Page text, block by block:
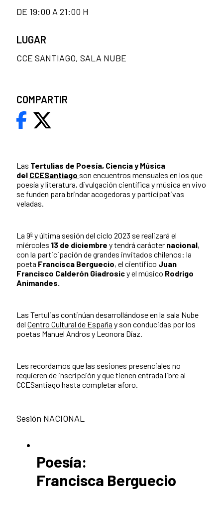
Las Tertulias de Poesía, Ciencia y Música
del CCESantiago son encuentros mensuales en los que
poesía y literatura, divulgación científica y música en vivo
se funden para brindar acogedoras y participativas
veladas.
La 9ª y última sesión del ciclo 2023 se realizará el
miércoles 13 de diciembre y tendrá carácter nacional,
con la participación de grandes invitados chilenos: la
poeta Francisca Berguecio, el científico Juan
Francisco Calderón Giadrosicy el músico Rodrigo
Animandes.
Las Tertulias continúan desarrollándose en la sala Nube
del Centro Cultural de España y son conducidas por los
poetas Manuel Andros y Leonora Díaz.
Les recordamos que las sesiones presenciales no
requieren de inscripción y que tienen entrada libre al
CCESantiago hasta completar aforo.
Sesión NACIONAL
Poesía:
Francisca Berguecio
DE 19:00 A 21:00 H
LUGAR
CCE SANTIAGO, SALA NUBE
COMPARTIR